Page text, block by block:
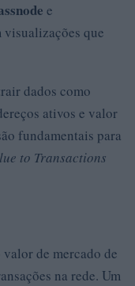
e
visualizações que
dados como
ativos e valor
fundamentais para
to Transactions
de mercado de
na rede. Um